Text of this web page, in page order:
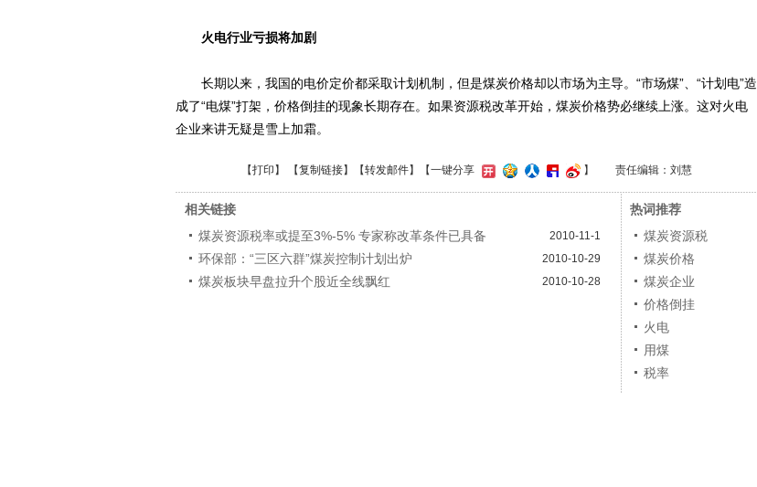
火电行业亏损将加剧
长期以来，我国的电价定价都采取计划机制，但是煤炭价格却以市场为主导。“市场煤”、“计划电”造
成了“电煤”打架，价格倒挂的现象长期存在。如果资源税改革开始，煤炭价格势必继续上涨。这对火电
企业来讲无疑是雪上加霜。
【打印 】 【复制链接】【转发邮件】 【一键分享 】 责任编辑：刘慧
相关链接
煤炭资源税率或提至3%-5% 专家称改革条件已具备
2010-11-1
环保部：“三区六群”煤炭控制计划出炉 2010-10-29
煤炭板块早盘拉升个股近全线飘红 2010-10-28
热词推荐
煤炭资源税
煤炭价格
煤炭企业
价格倒挂
火电
用煤
税率